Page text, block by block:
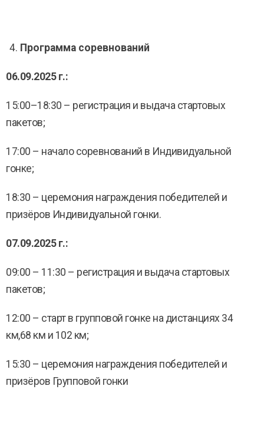
Программа соревнований
06.09.2025 г.:
15:00–18:30 – регистрация и выдача стартовых
пакетов;
17:00 – начало соревнований в Индивидуальной
гонке;
18:30 – церемония награждения победителей и
призёров Индивидуальной гонки.
07.09.2025 г.:
09:00 – 11:30 – регистрация и выдача стартовых
пакетов;
12:00 – старт в групповой гонке на дистанциях 34
км,68 км и 102 км;
15:30 – церемония награждения победителей и
призёров Групповой гонки